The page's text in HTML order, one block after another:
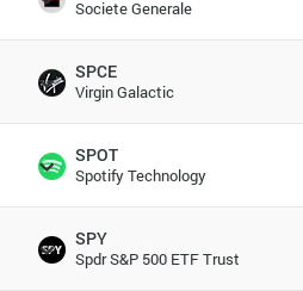
Societe Generale
SPCE
Virgin Galactic
SPOT
Spotify Technology
SPY
Spdr S&P 500 ETF Trust